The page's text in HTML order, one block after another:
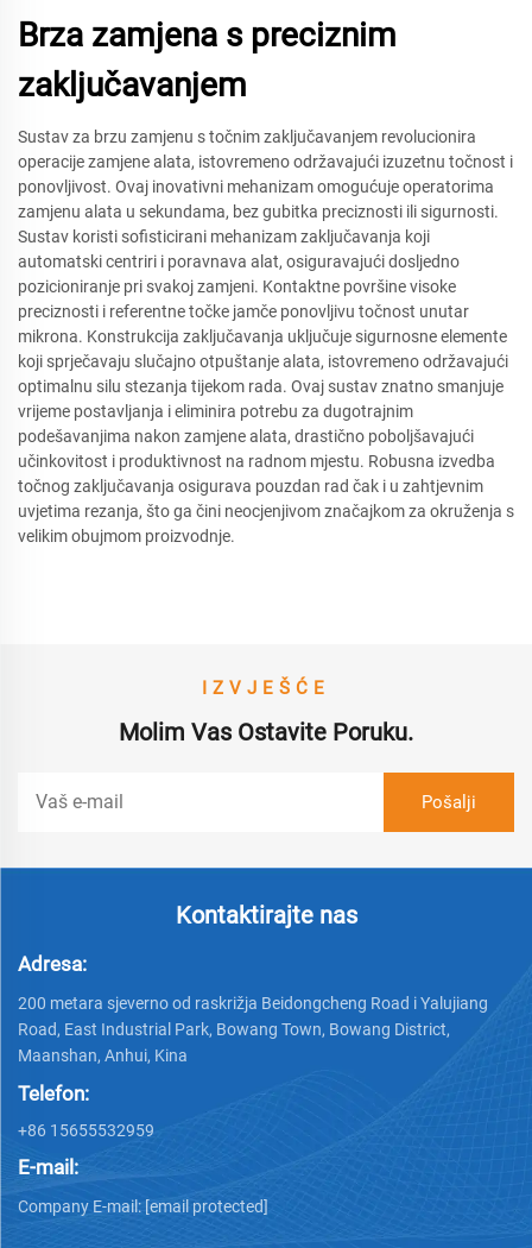
Brza zamjena s preciznim
zaključavanjem
Sustav za brzu zamjenu s točnim zaključavanjem revolucionira
operacije zamjene alata, istovremeno održavajući izuzetnu točnost i
ponovljivost. Ovaj inovativni mehanizam omogućuje operatorima
zamjenu alata u sekundama, bez gubitka preciznosti ili sigurnosti.
Sustav koristi sofisticirani mehanizam zaključavanja koji
automatski centriri i poravnava alat, osiguravajući dosljedno
pozicioniranje pri svakoj zamjeni. Kontaktne površine visoke
preciznosti i referentne točke jamče ponovljivu točnost unutar
mikrona. Konstrukcija zaključavanja uključuje sigurnosne elemente
koji sprječavaju slučajno otpuštanje alata, istovremeno održavajući
optimalnu silu stezanja tijekom rada. Ovaj sustav znatno smanjuje
vrijeme postavljanja i eliminira potrebu za dugotrajnim
podešavanjima nakon zamjene alata, drastično poboljšavajući
učinkovitost i produktivnost na radnom mjestu. Robusna izvedba
točnog zaključavanja osigurava pouzdan rad čak i u zahtjevnim
uvjetima rezanja, što ga čini neocjenjivom značajkom za okruženja s
velikim obujmom proizvodnje.
IZVJEŠĆE
Molim Vas Ostavite Poruku.
Kontaktirajte nas
Adresa:
200 metara sjeverno od raskrižja Beidongcheng Road i Yalujiang
Road, East Industrial Park, Bowang Town, Bowang District,
Maanshan, Anhui, Kina
Telefon:
+86 15655532959
E-mail:
Company E-mail: [email protected]